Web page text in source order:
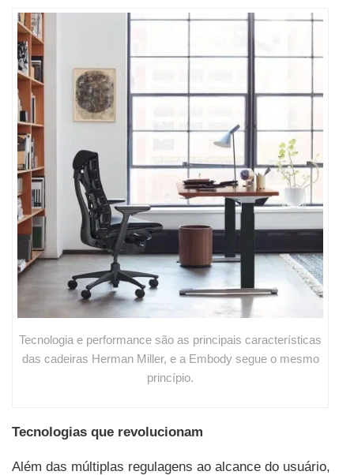
Tecnologia e performance são as principais características
das cadeiras Herman Miller, e a Embody segue o mesmo
princípio.
Tecnologias que revolucionam
Além das múltiplas regulagens ao alcance do usuário,